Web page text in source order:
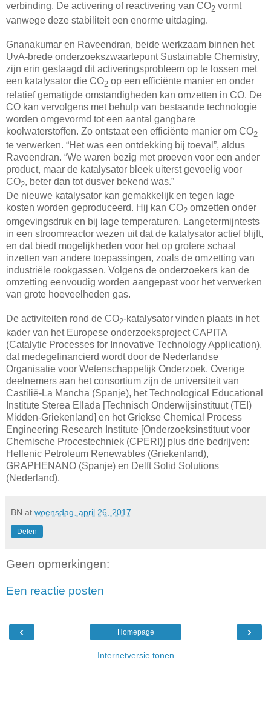
verbinding. De activering of reactivering van CO2 vormt
vanwege deze stabiliteit een enorme uitdaging.
Gnanakumar en Raveendran, beide werkzaam binnen het
UvA-brede onderzoekszwaartepunt Sustainable Chemistry,
zijn erin geslaagd dit activeringsprobleem op te lossen met
een katalysator die CO2 op een efficiënte manier en onder
relatief gematigde omstandigheden kan omzetten in CO. De
CO kan vervolgens met behulp van bestaande technologie
worden omgevormd tot een aantal gangbare
koolwaterstoffen. Zo ontstaat een efficiënte manier om CO2
te verwerken. “Het was een ontdekking bij toeval”, aldus
Raveendran. “We waren bezig met proeven voor een ander
product, maar de katalysator bleek uiterst gevoelig voor
CO2, beter dan tot dusver bekend was.”
De nieuwe katalysator kan gemakkelijk en tegen lage
kosten worden geproduceerd. Hij kan CO2 omzetten onder
omgevingsdruk en bij lage temperaturen. Langetermijntests
in een stroomreactor wezen uit dat de katalysator actief blijft,
en dat biedt mogelijkheden voor het op grotere schaal
inzetten van andere toepassingen, zoals de omzetting van
industriële rookgassen. Volgens de onderzoekers kan de
omzetting eenvoudig worden aangepast voor het verwerken
van grote hoeveelheden gas.
De activiteiten rond de CO2-katalysator vinden plaats in het
kader van het Europese onderzoeksproject CAPITA
(Catalytic Processes for Innovative Technology Application),
dat medegefinancierd wordt door de Nederlandse
Organisatie voor Wetenschappelijk Onderzoek. Overige
deelnemers aan het consortium zijn de universiteit van
Castilië-La Mancha (Spanje), het Technological Educational
Institute Sterea Ellada [Technisch Onderwijsinstituut (TEI)
Midden-Griekenland] en het Griekse Chemical Process
Engineering Research Institute [Onderzoeksinstituut voor
Chemische Procestechniek (CPERI)] plus drie bedrijven:
Hellenic Petroleum Renewables (Griekenland),
GRAPHENANO (Spanje) en Delft Solid Solutions
(Nederland).
BN at woensdag, april 26, 2017
Delen
Geen opmerkingen:
Een reactie posten
‹ ›
Homepage
Internetversie tonen